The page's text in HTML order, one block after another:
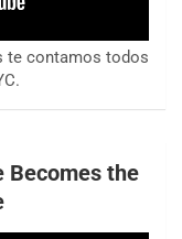
te contamos todos
Becomes the